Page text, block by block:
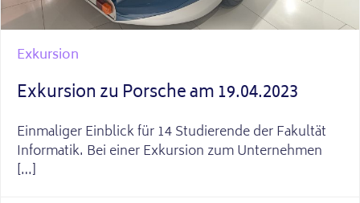
Exkursion
Exkursion zu Porsche am 19.04.2023
Einmaliger Einblick für 14 Studierende der Fakultät
Informatik. Bei einer Exkursion zum Unternehmen
[…]